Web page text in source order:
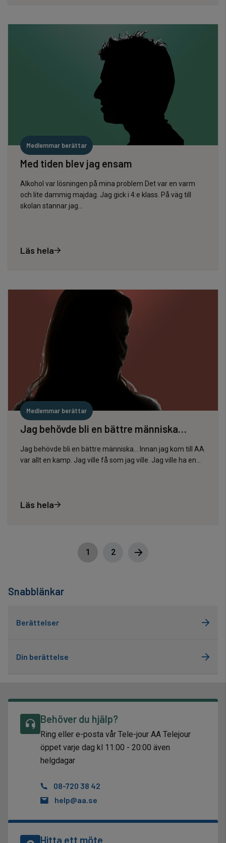
Snabblänkar
Berättelser
Din berättelse
Medlemmar berättar
Med tiden blev jag ensam
Alkohol var lösningen på mina problem Det var en varm
och lite dammig majdag. Jag gick i 4:e klass. På väg till
skolan stannar jag...
Läs hela
Medlemmar berättar
Jag behövde bli en bättre människa…
Jag behövde bli en bättre människa… Innan jag kom till AA
var allt en kamp. Jag ville få som jag ville. Jag ville ha en...
Läs hela
1 2
Behöver du hjälp?
Ring eller e-posta vår Tele-jour AA Telejour
öppet varje dag kl 11:00 - 20:00 även
helgdagar
08-720 38 42
help@aa.se
Hitta ett möte